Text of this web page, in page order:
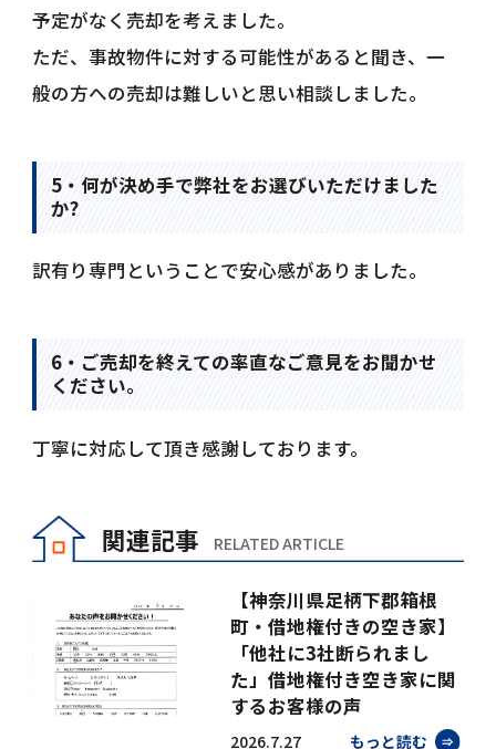
予定がなく売却を考えました。
ただ、事故物件に対する可能性があると聞き、一
般の方への売却は難しいと思い相談しました。
5・何が決め手で弊社をお選びいただけました
か?
訳有り専門ということで安心感がありました。
6・ご売却を終えての率直なご意見をお聞かせ
ください。
丁寧に対応して頂き感謝しております。
関連記事 RELATED ARTICLE
【神奈川県足柄下郡箱根
町・借地権付きの空き家】
「他社に3社断られまし
た」借地権付き空き家に関
するお客様の声
2026.7.27 もっと読む